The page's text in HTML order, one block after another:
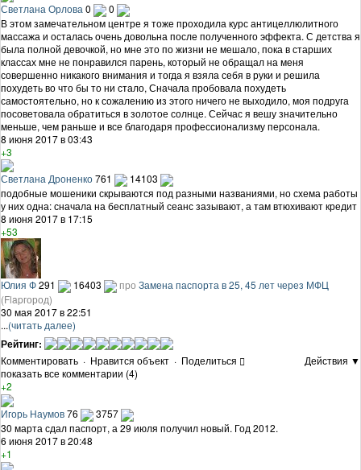
Светлана Орлова 0
0
В этом замечательном центре я тоже проходила курс антицеллюлитного
массажа и осталась очень довольна после полученного эффекта. С детства я
была полной девочкой, но мне это по жизни не мешало, пока в старших
классах мне не понравился парень, который не обращал на меня
совершенно никакого внимания и тогда я взяла себя в руки и решила
похудеть во что бы то ни стало, Сначала пробовала похудеть
самостоятельно, но к сожалению из этого ничего не выходило, моя подруга
посоветовала обратиться в золотое солнце. Сейчас я вешу значительно
меньше, чем раньше и все благодаря профессионализму персонала.
8 июня 2017 в 03:43
+3
Светлана Дроненко761
14103
подобные мошеники скрываются под разными названиями, но схема работы
у них одна: сначала на бесплатный сеанс зазывают, а там втюхивают кредит
8 июня 2017 в 17:15
+53
Юлия Ф291 16403 про Замена паспорта в 25, 45 лет через МФЦ
(Flapгород)
30 мая 2017 в 22:51
...(читать далее)
Рейтинг:
Комментировать · Нравится объект · Поделиться
Действия ▼
показать все комментарии (4)
+2
Игорь Наумов76
3757
30 марта сдал паспорт, а 29 июля получил новый. Год 2012.
6 июня 2017 в 20:48
+1